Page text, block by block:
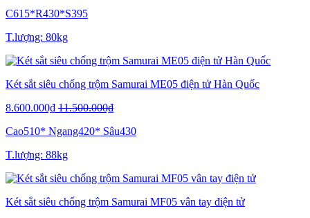
C615*R430*S395
T.lượng: 80kg
Két sắt siêu chống trộm Samurai ME05 điện tử Hàn Quốc
8.600.000₫ 11.500.000₫
Cao510* Ngang420* Sâu430
T.lượng: 88kg
Két sắt siêu chống trộm Samurai MF05 vân tay điện tử